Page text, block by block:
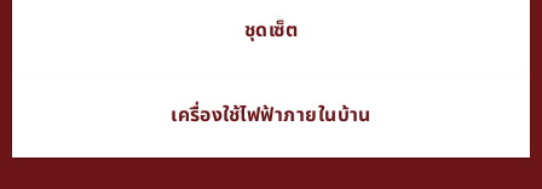
ชุดเซ็ต
เครื่องใช้ไฟฟ้าภายในบ้าน